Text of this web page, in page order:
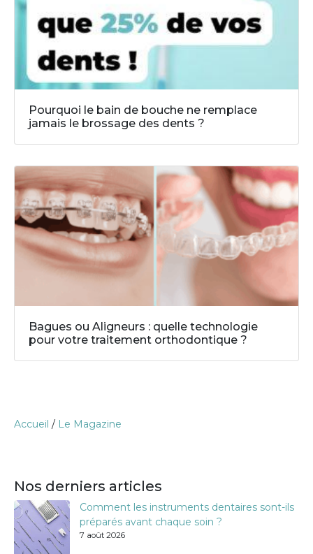
Pourquoi le bain de bouche ne remplace
jamais le brossage des dents ?
Bagues ou Aligneurs : quelle technologie
pour votre traitement orthodontique ?
Accueil / Le Magazine
Nos derniers articles
Comment les instruments dentaires sont-ils
préparés avant chaque soin ?
7 août 2026